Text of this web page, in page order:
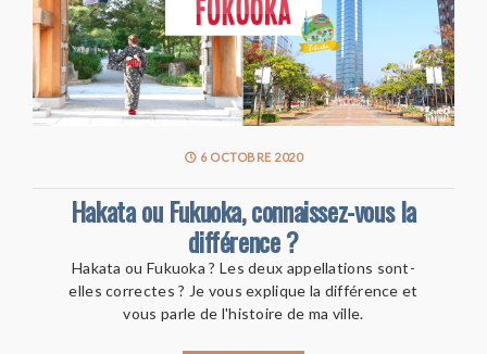
6 OCTOBRE 2020
Hakata ou Fukuoka, connaissez-vous la
différence ?
Hakata ou Fukuoka ? Les deux appellations sont-
elles correctes ? Je vous explique la différence et
vous parle de l'histoire de ma ville.